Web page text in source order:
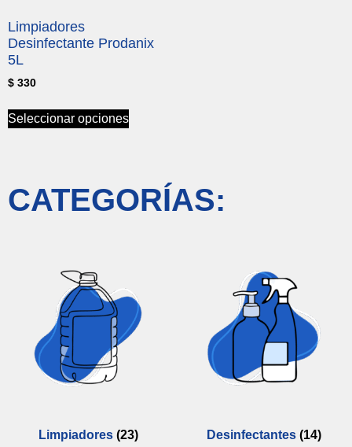
Limpiadores
Desinfectante Prodanix
5L
$ 330
Seleccionar opciones
CATEGORÍAS:
Limpiadores (23) Desinfectantes (14)